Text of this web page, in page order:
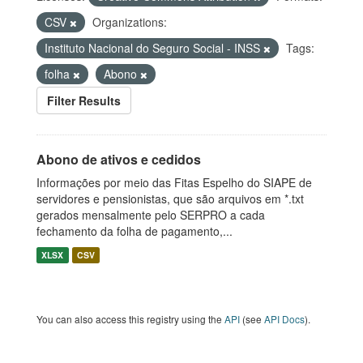
CSV
Organizations:
Instituto Nacional do Seguro Social - INSS
Tags:
folha
Abono
Filter Results
Abono de ativos e cedidos
Informações por meio das Fitas Espelho do SIAPE de
servidores e pensionistas, que são arquivos em *.txt
gerados mensalmente pelo SERPRO a cada
fechamento da folha de pagamento,...
XLSX CSV
You can also access this registry using the API (see API Docs).